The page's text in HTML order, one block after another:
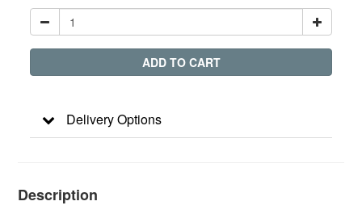
ADD TO CART
Delivery Options
Description